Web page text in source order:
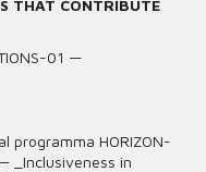
THAT CONTRIBUTE
01 —
programma HORIZON-
_Inclusiveness in